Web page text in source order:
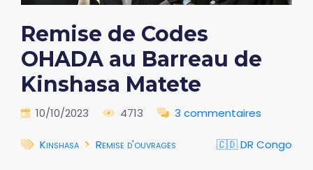
Remise de Codes
OHADA au Barreau de
Kinshasa Matete
10/10/2023 4713 3 commentaires
🇨🇩 DR Congo
Kinshasa Remise d'ouvrages